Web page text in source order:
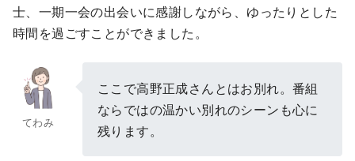
士、一期一会の出会いに感謝しながら、ゆったりとした
時間を過ごすことができました。
てわみ
ここで高野正成さんとはお別れ。番組
ならではの温かい別れのシーンも心に
残ります。